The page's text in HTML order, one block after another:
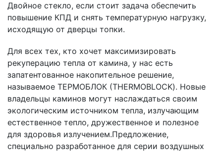
Двойное стекло, если стоит задача обеспечить
повышение КПД и снять температурную нагрузку,
исходящую от дверцы топки.
Для всех тех, кто хочет максимизировать
рекуперацию тепла от камина, у нас есть
запатентованное накопительное решение,
называемое ТЕРМОБЛОК (THERMOBLOCK). Новые
владельцы каминов могут наслаждаться своим
экологическим источником тепла, излучающим
естественное тепло, дружественное и полезное
для здоровья излучением.Предложение,
специально разработанное для серии воздушных